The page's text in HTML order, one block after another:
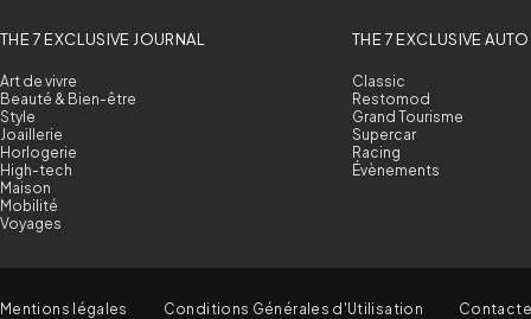
THE 7 EXCLUSIVE JOURNAL
Art de vivre
Beauté & Bien-être
Style
Joaillerie
Horlogerie
High-tech
Maison
Mobilité
Voyages
THE 7 EXCLUSIVE AUTO
Classic
Restomod
Grand Tourisme
Supercar
Racing
Évènements
Mentions légales Conditions Générales d'Utilisation